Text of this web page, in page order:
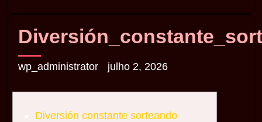
wp_administrator julho 2, 2026
Diversión constante sorteando